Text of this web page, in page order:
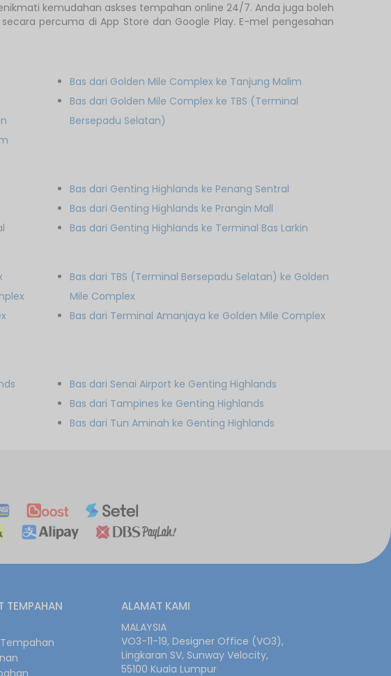
kemudahan askses tempahan online 24/7. Anda juga boleh
percuma di App Store dan Google Play. E-mel pengesahan
Bas dari Golden Mile Complex ke Tanjung Malim
Bas dari Golden Mile Complex ke TBS (Terminal
Bersepadu Selatan)
Bas dari Genting Highlands ke Penang Sentral
Bas dari Genting Highlands ke Prangin Mall
Bas dari Genting Highlands ke Terminal Bas Larkin
Bas dari TBS (Terminal Bersepadu Selatan) ke Golden
Mile Complex
Bas dari Terminal Amanjaya ke Golden Mile Complex
Bas dari Senai Airport ke Genting Highlands
Bas dari Tampines ke Genting Highlands
Bas dari Tun Aminah ke Genting Highlands
TEMPAHAN ALAMAT KAMI
MALAYSIA
VO3-11-19, Designer Office (VO3),
Lingkaran SV, Sunway Velocity,
55100 Kuala Lumpur